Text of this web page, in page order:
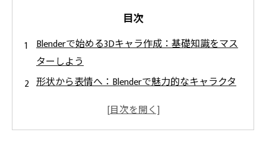
目次
Blenderで始める3Dキャラ作成：基礎知識をマス
ターしよう
形状から表情へ：Blenderで魅力的なキャラクタ
リギングとテクスチャリングでキャラに命を吹